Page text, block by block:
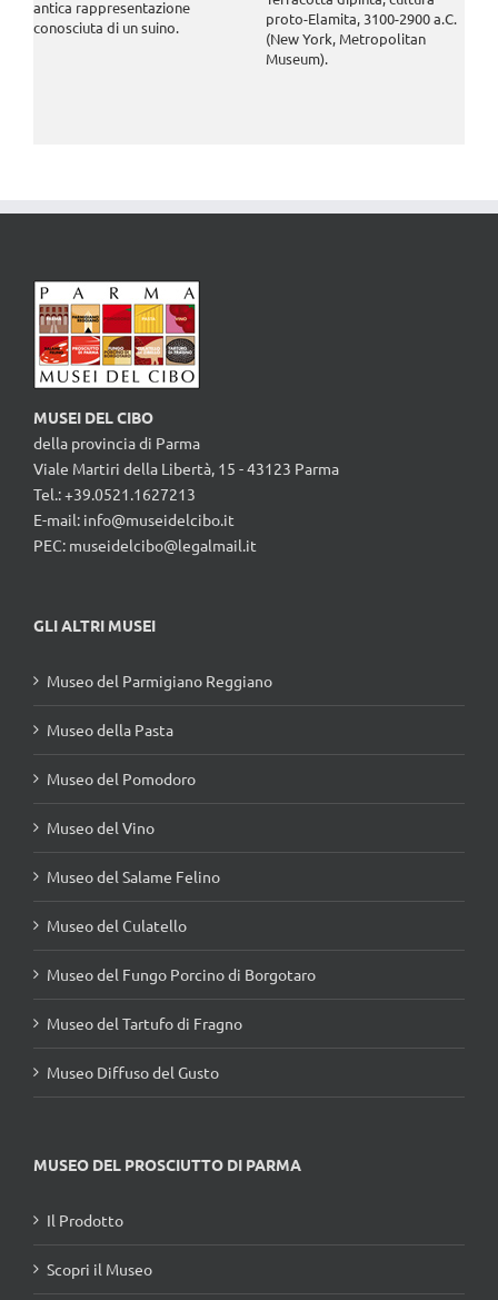
antica rappresentazione
conosciuta di un suino.
proto-Elamita, 3100-2900 a.C.
(New York, Metropolitan
Museum).
MUSEI DEL CIBO
della provincia di Parma
Viale Martiri della Libertà, 15 - 43123 Parma
Tel.: +39.0521.1627213
E-mail: info@museidelcibo.it
PEC: museidelcibo@legalmail.it
GLI ALTRI MUSEI
Museo del Parmigiano Reggiano
Museo della Pasta
Museo del Pomodoro
Museo del Vino
Museo del Salame Felino
Museo del Culatello
Museo del Fungo Porcino di Borgotaro
Museo del Tartufo di Fragno
Museo Diffuso del Gusto
MUSEO DEL PROSCIUTTO DI PARMA
Il Prodotto
Scopri il Museo